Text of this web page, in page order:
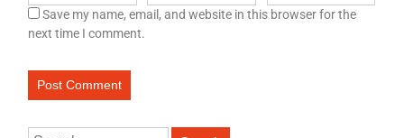
Save my name, email, and website in this browser for the
next time I comment.